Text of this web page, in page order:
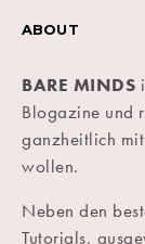
ABOUT
BARE MINDS
Blogazine und
ganzheitlich
wollen.
Neben den
Tutorials,